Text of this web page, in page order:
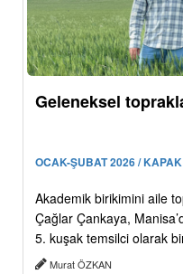
Geleneksel
OCAK-ŞUBAT 2026 /
Akademik birikimini aile
Çağlar Çankaya,
5. kuşak temsilci olarak
Murat ÖZKAN